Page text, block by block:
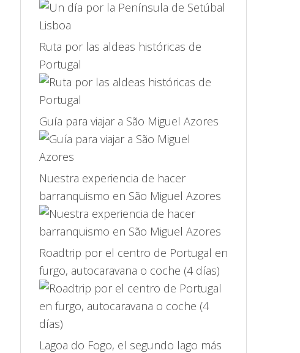
Ruta por las aldeas históricas de
Portugal
Guía para viajar a São Miguel Azores
Nuestra experiencia de hacer
barranquismo en São Miguel Azores
Roadtrip por el centro de Portugal en
furgo, autocaravana o coche (4 días)
Lagoa do Fogo, el segundo lago más